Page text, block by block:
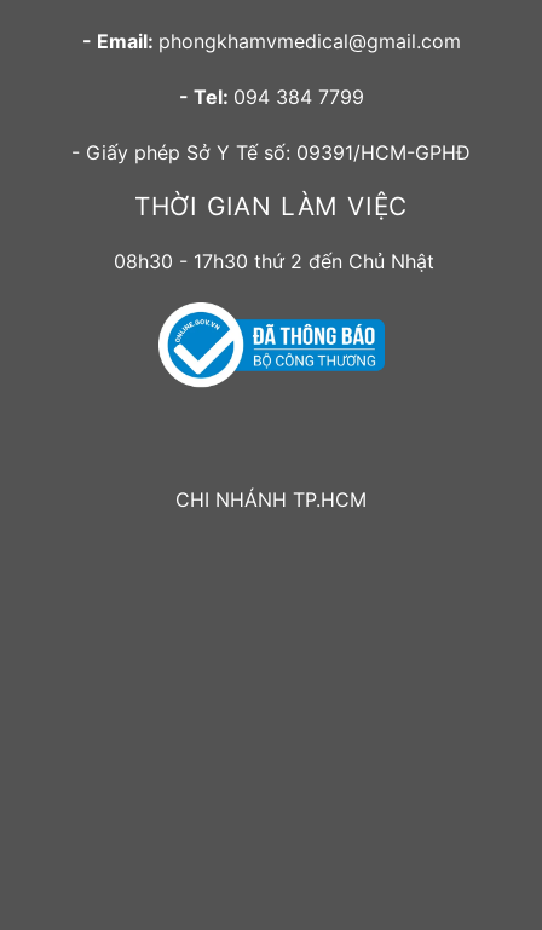
- Email: phongkhamvmedical@gmail.com
- Tel: 094 384 7799
- Giấy phép Sở Y Tế số: 09391/HCM-GPHĐ
THỜI GIAN LÀM VIỆC
08h30 - 17h30 thứ 2 đến Chủ Nhật
CHI NHÁNH TP.HCM